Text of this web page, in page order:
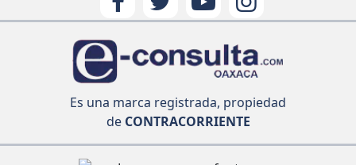
Es una marca registrada, propiedad
deCONTRACORRIENTE